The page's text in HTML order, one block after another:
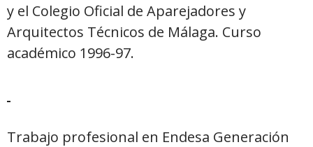
y el Colegio Oficial de Aparejadores y
Arquitectos Técnicos de Málaga. Curso
académico 1996-97.
Trabajo profesional en Endesa Generación